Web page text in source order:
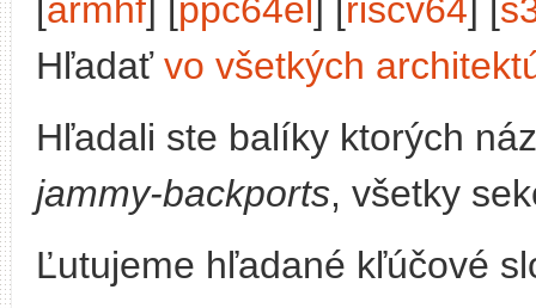
[armhf] [ppc64el] [riscv64] [
Hľadať vo všetkých
Hľadali ste balíky ktorých
jammy-backports, všetky
Ľutujeme hľadané kľúčové